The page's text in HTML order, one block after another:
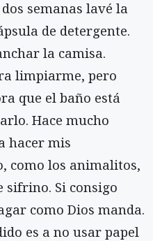
semanas lavé la
de detergente.
la camisa.
limpiarme, pero
que el baño está
Hace mucho
hacer mis
como los animalitos,
sifrino. Si consigo
como Dios manda.
es a no usar papel